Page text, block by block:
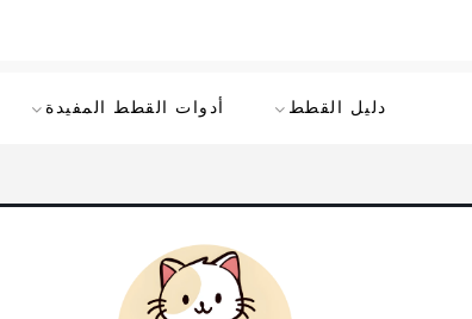
دليل القطط أدوات القطط المفيدة